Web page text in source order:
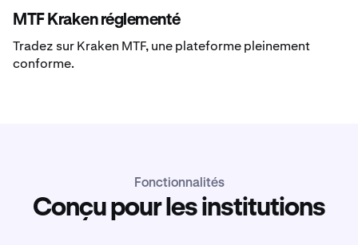
MTF Kraken réglementé
Tradez sur Kraken MTF, une plateforme pleinement
conforme.
Fonctionnalités
Conçu pour les institutions